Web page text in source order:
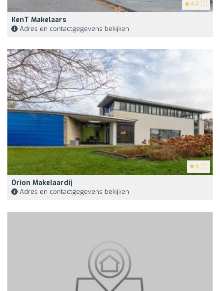
4.2 (5)
KenT Makelaars
Adres en contactgegevens bekijken
5 (5)
Orion Makelaardij
Adres en contactgegevens bekijken